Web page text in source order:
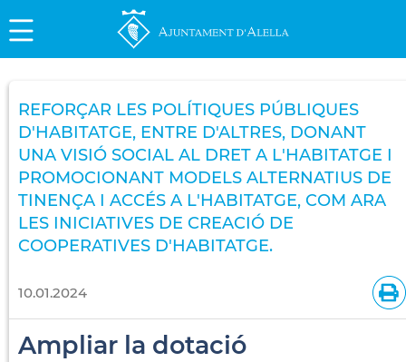
REFORÇAR LES POLÍTIQUES PÚBLIQUES
D'HABITATGE, ENTRE D'ALTRES, DONANT
UNA VISIÓ SOCIAL AL DRET A L'HABITATGE I
PROMOCIONANT MODELS ALTERNATIUS DE
TINENÇA I ACCÉS A L'HABITATGE, COM ARA
LES INICIATIVES DE CREACIÓ DE
COOPERATIVES D'HABITATGE.
10.01.2024
Ampliar la dotació